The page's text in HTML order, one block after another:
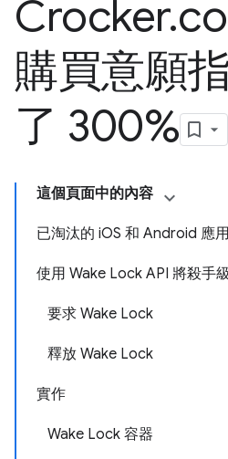
Crocker.
購買意願
了 300%
這個頁面中的內容
已淘汰的 iOS 和 Android 應
使用 Wake Lock API 將殺手
要求 Wake Lock
釋放 Wake Lock
實作
Wake Lock 容器